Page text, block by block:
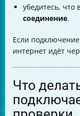
убедитесь, что
соединение.
Если
интернет идёт
Что